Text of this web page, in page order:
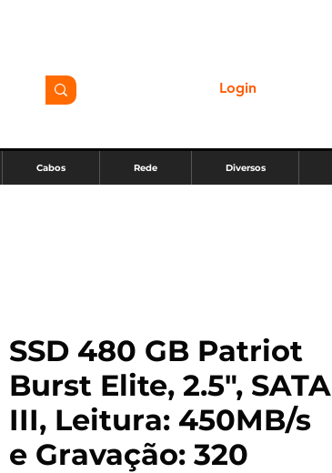
Login
SSD 480 GB Patriot
Burst Elite, 2.5", SATA
III, Leitura: 450MB/s
e Gravação: 320
Cabos Rede Diversos